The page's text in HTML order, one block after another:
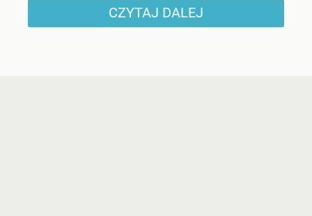
CZYTAJ DALEJ